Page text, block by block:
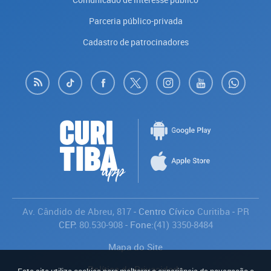
Parceria público-privada
Cadastro de patrocinadores
Av. Cândido de Abreu, 817- Centro Cívico Curitiba- PR
CEP: 80.530-908- Fone:(41) 3350-8484
Mapa do Site